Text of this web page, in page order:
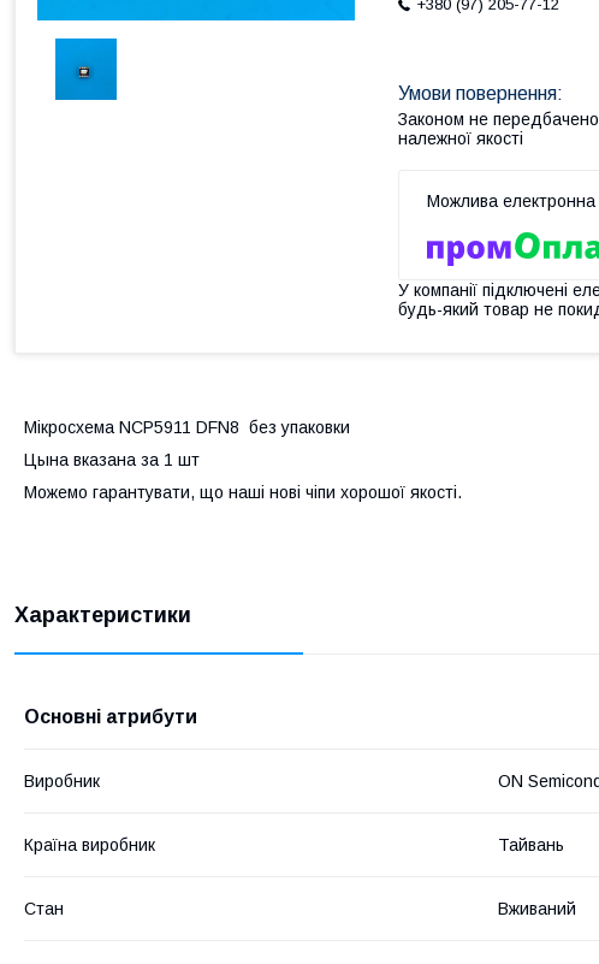
+380 (97) 205-77-12
Законом не
належної якості
У компанії підключені
будь-який товар не
Мікросхема NCP5911 DFN8 без упаковки
Цына вказана за 1 шт
Можемо гарантувати, що наші нові чіпи хорошої якості.
Характеристики
Основні атрибути
Виробник ON
Країна виробник Тайвань
Стан Вживаний